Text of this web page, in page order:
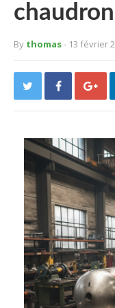
By thomas- 13 février